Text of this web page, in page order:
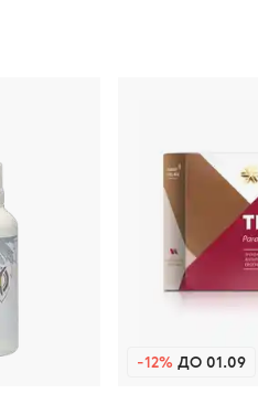
-12% ДО 01.09